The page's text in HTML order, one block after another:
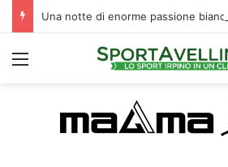
Menu